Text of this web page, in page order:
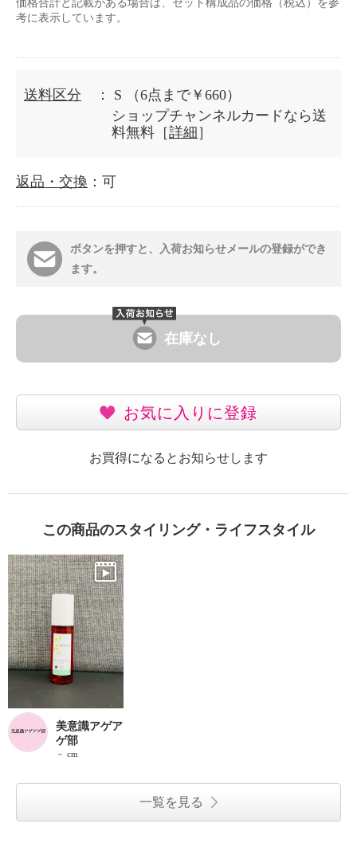
価格合計と記載がある場合は、セット構成品の価格（税込）を参
考に表示しています。
送料区分 ： S
（6点まで￥660）
ショップチャンネルカードなら送
料無料［詳細 ］
返品・交換 ：可
ボタンを押すと、入荷お知らせメールの登録ができ
ます。
在庫なし
お気に入りに登録
お買得になるとお知らせします
この商品のスタイリング・ライフスタイル
美意識アゲア
ゲ部
－ cm
一覧を見る